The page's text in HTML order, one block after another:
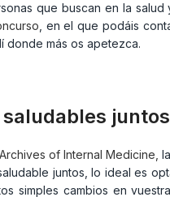
que buscan en la
, en el que podáis
donde más os apetezca.
juntos
Archives of Internal Medicine,
juntos, lo ideal es
simples cambios en